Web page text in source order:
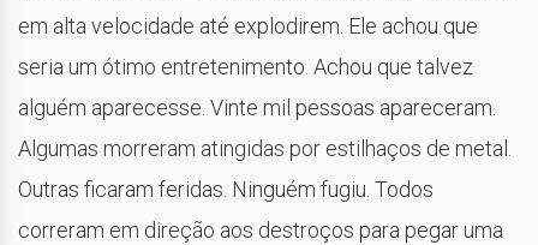
em alta velocidade até explodirem. Ele achou que
seria um ótimo entretenimento. Achou que talvez
alguém aparecesse. Vinte mil pessoas apareceram.
Algumas morreram atingidas por estilhaços de metal.
Outras ficaram feridas. Ninguém fugiu. Todos
correram em direção aos destroços para pegar uma